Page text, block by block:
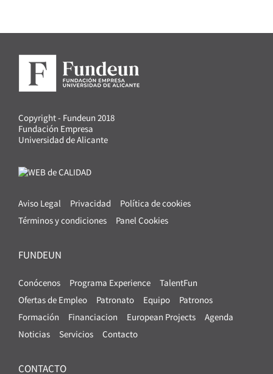
Copyright - Fundeun 2018
Fundación Empresa
Universidad de Alicante
Aviso Legal Privacidad
Política de cookies
Términos y condiciones
Panel Cookies
FUNDEUN
Conócenos Programa Experience
TalentFun
Ofertas de Empleo
Patronato Equipo
Patronos
Formación
Financiacion European Projects
Agenda
Noticias
Servicios Contacto
CONTACTO